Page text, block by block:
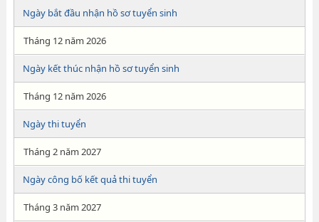
Ngày bắt đầu nhận hồ sơ tuyển sinh
Tháng 12 năm 2026
Ngày kết thúc nhận hồ sơ tuyển sinh
Tháng 12 năm 2026
Ngày thi tuyển
Tháng 2 năm 2027
Ngày công bố kết quả thi tuyển
Tháng 3 năm 2027